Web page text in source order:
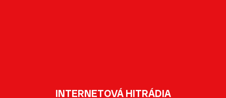
INTERNETOVÁ HITRÁDIA